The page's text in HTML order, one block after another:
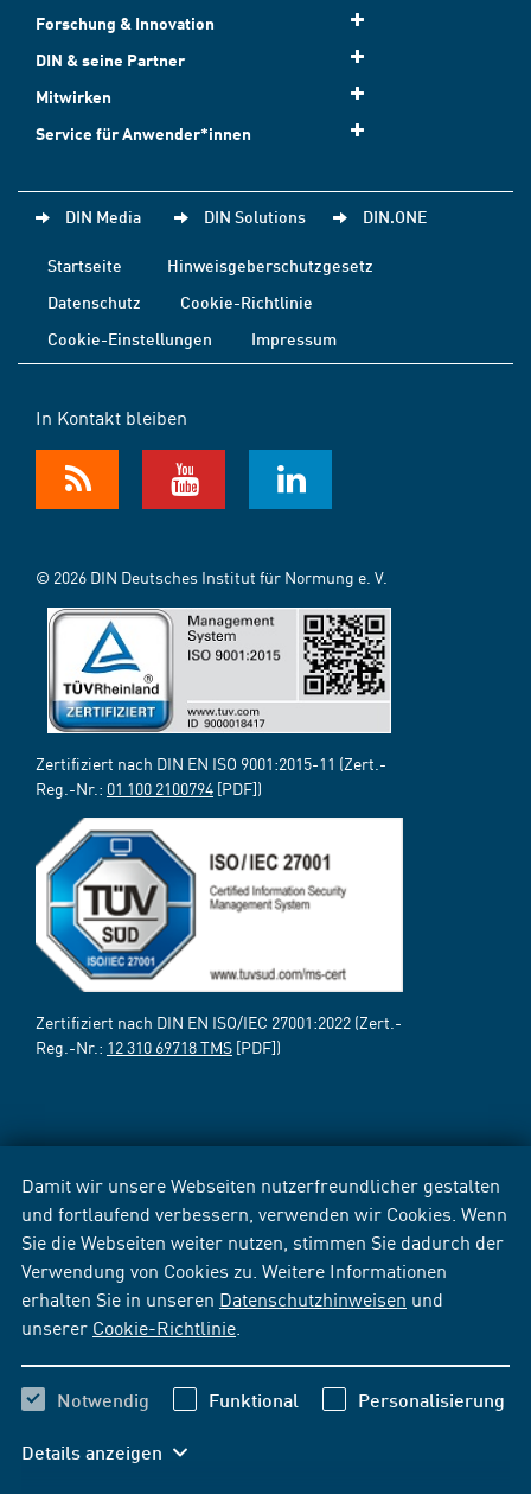
Damit wir unsere Webseiten nutzerfreundlicher gestalten
und fortlaufend verbessern, verwenden wir Cookies. Wenn
Sie die Webseiten weiter nutzen, stimmen Sie dadurch der
Verwendung von Cookies zu. Weitere Informationen
erhalten Sie in unseren Datenschutzhinweisen und
unserer Cookie-Richtlinie
Notwendig Funktional Personalisierung
Details anzeigen
Forschung & Innovation
DIN & seine Partner
Mitwirken
Service für Anwender*innen
DIN Media DIN Solutions DIN.ONE
Startseite
Hinweisgeberschutzgesetz
Datenschutz
Cookie-Richtlinie
Cookie-Einstellungen
Impressum
In Kontakt bleiben
© 2026 DIN Deutsches Institut für Normung e. V.
Zertifiziert nach DIN EN ISO 9001:2015-11 (Zert.-
Reg.-Nr.: 01 100 2100794 [PDF])
Zertifiziert nach DIN EN ISO/IEC 27001:2022 (Zert.-
Reg.-Nr.: 12 310 69718 TMS [PDF])